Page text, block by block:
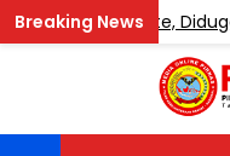
Etomidate, Diduga